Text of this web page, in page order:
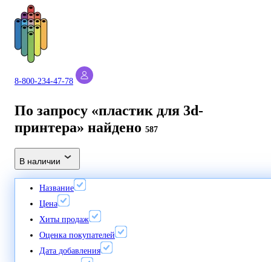
8-800-234-47-78
По запросу «пластик для 3d-
принтера» найдено 587
В наличии
Название
Цена
Хиты продаж
Оценка покупателей
Дата добавления